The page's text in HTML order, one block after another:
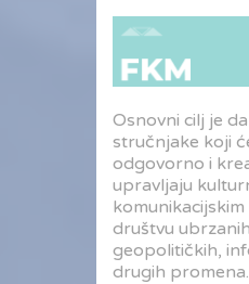
Osnovni cilj je
stručnjake koji
odgovorno i
upravljaju
društvu
geopolitičkih,
drugih promena.